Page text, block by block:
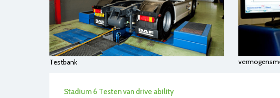
Testbank
Stadium 6 Testen van drive ability